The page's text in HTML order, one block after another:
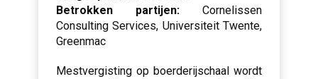
Betrokken partijen: Cornelissen
Consulting Services, Universiteit Twente,
Greenmac
Mestvergisting op boerderijschaal wordt